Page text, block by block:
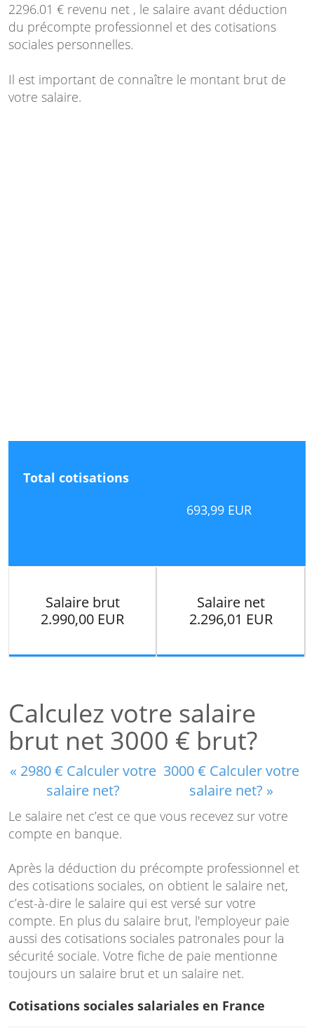
2296.01 € revenu net , le salaire avant déduction
du précompte professionnel et des cotisations
sociales personnelles.
Il est important de connaître le montant brut de
votre salaire.
Total cotisations
693,99 EUR
Salaire brut
2.990,00 EUR
Salaire net
2.296,01 EUR
Calculez votre salaire
brut net 3000 € brut?
« 2980 € Calculer votre
salaire net?
3000 € Calculer votre
salaire net? »
Le salaire net c’est ce que vous recevez sur votre
compte en banque.
Après la déduction du précompte professionnel et
des cotisations sociales, on obtient le salaire net,
c’est-à-dire le salaire qui est versé sur votre
compte. En plus du salaire brut, l'employeur paie
aussi des cotisations sociales patronales pour la
sécurité sociale. Votre fiche de paie mentionne
toujours un salaire brut et un salaire net.
Cotisations sociales salariales en France